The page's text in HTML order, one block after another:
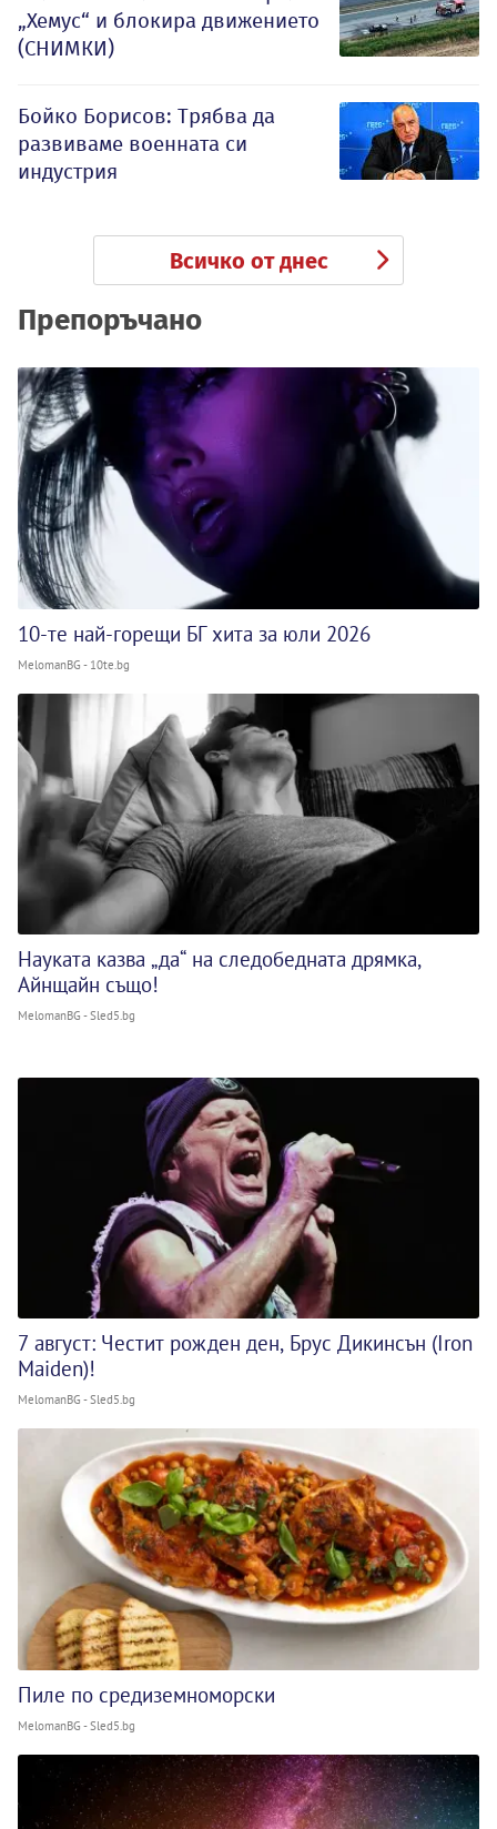
„Хемус“ и блокира движението
(СНИМКИ)
Бойко Борисов: Трябва да
развиваме военната си
индустрия
Всичко от днес
Препоръчано
10-те най-горещи БГ хита за юли 2026
MelomanBG - 10te.bg
Науката казва „да“ на следобедната дрямка,
Айнщайн също!
MelomanBG - Sled5.bg
7 август: Честит рожден ден, Брус Дикинсън (Iron
Maiden)!
MelomanBG - Sled5.bg
Пиле по средиземноморски
MelomanBG - Sled5.bg